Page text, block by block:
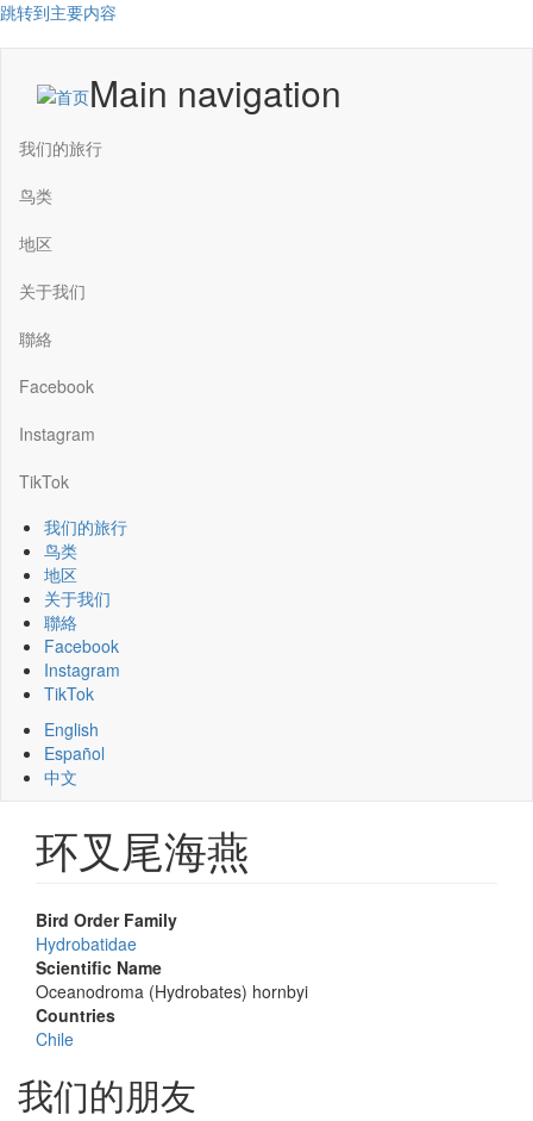
跳转到主要内容
Main navigation
我们的旅行
鸟类
地区
关于我们
聯絡
Facebook
Instagram
TikTok
我们的旅行
鸟类
地区
关于我们
聯絡
Facebook
Instagram
TikTok
English
Español
中文
环叉尾海燕
Bird Order Family
Hydrobatidae
Scientific Name
Oceanodroma (Hydrobates) hornbyi
Countries
Chile
我们的朋友